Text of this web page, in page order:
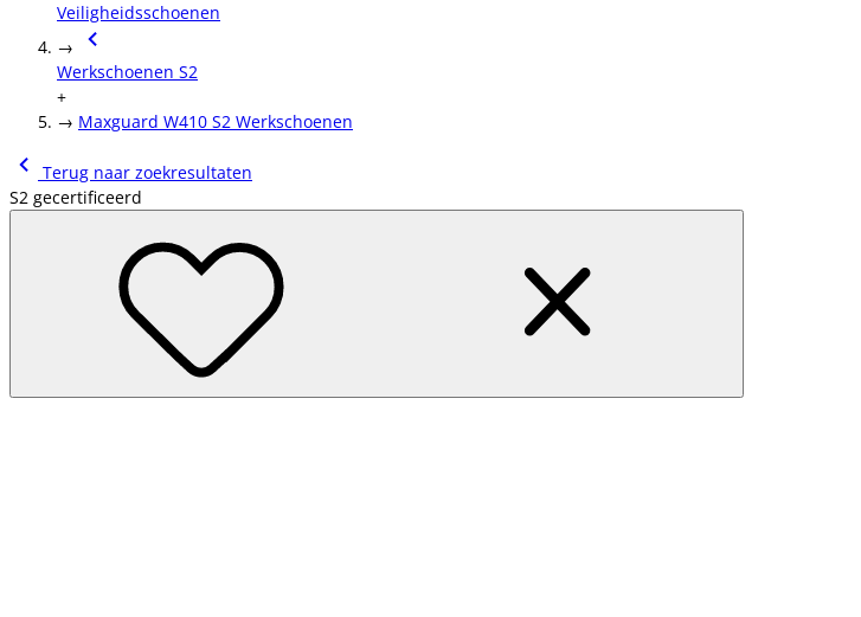
Veiligheidsschoenen
→
Werkschoenen S2
+
→ Maxguard W410 S2 Werkschoenen
Terug naar zoekresultaten
S2 gecertificeerd